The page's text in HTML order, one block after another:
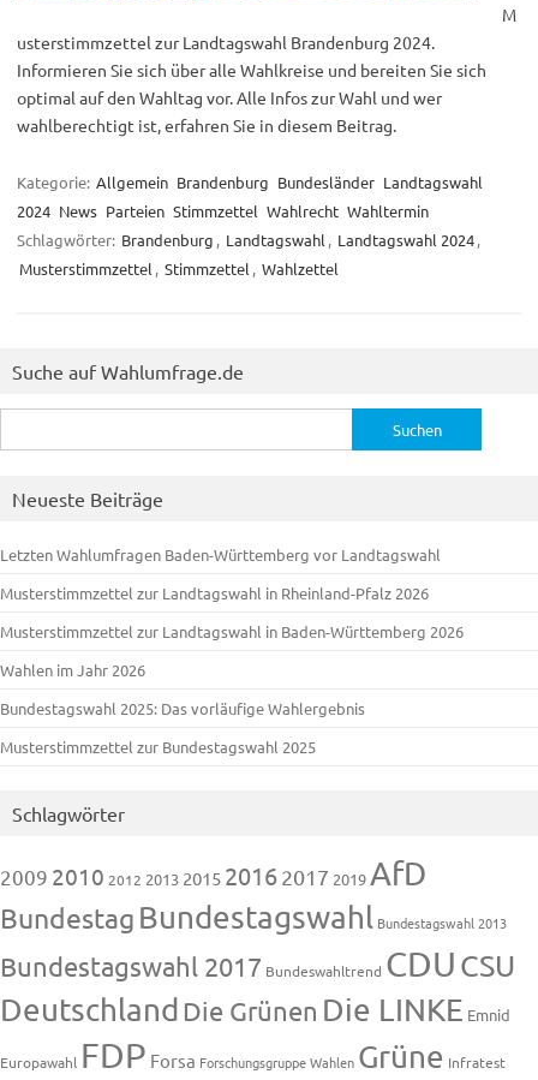
M
usterstimmzettel zur Landtagswahl Brandenburg 2024.
Informieren Sie sich über alle Wahlkreise und bereiten Sie sich
optimal auf den Wahltag vor. Alle Infos zur Wahl und wer
wahlberechtigt ist, erfahren Sie in diesem Beitrag.
Kategorie: Allgemein Brandenburg Bundesländer Landtagswahl
2024 News Parteien Stimmzettel Wahlrecht Wahltermin
Schlagwörter: Brandenburg , Landtagswahl , Landtagswahl 2024,
Musterstimmzettel , Stimmzettel , Wahlzettel
Suche auf Wahlumfrage.de
nach:
Neueste Beiträge
Letzten Wahlumfragen Baden-Württemberg vor Landtagswahl
Musterstimmzettel zur Landtagswahl in Rheinland-Pfalz 2026
Musterstimmzettel zur Landtagswahl in Baden-Württemberg 2026
Wahlen im Jahr 2026
Bundestagswahl 2025: Das vorläufige Wahlergebnis
Musterstimmzettel zur Bundestagswahl 2025
Schlagwörter
2009 2010 2012 2013 2015 20162017 2019AfD
Bundestag Bundestagswahl Bundestagswahl 2013
Bundestagswahl 2017 Bundeswahltrend CDUCSU
Deutschland Die Grünen Die LINKE Emnid
Europawahl FDP Forsa Forschungsgruppe Wahlen Grüne Infratest